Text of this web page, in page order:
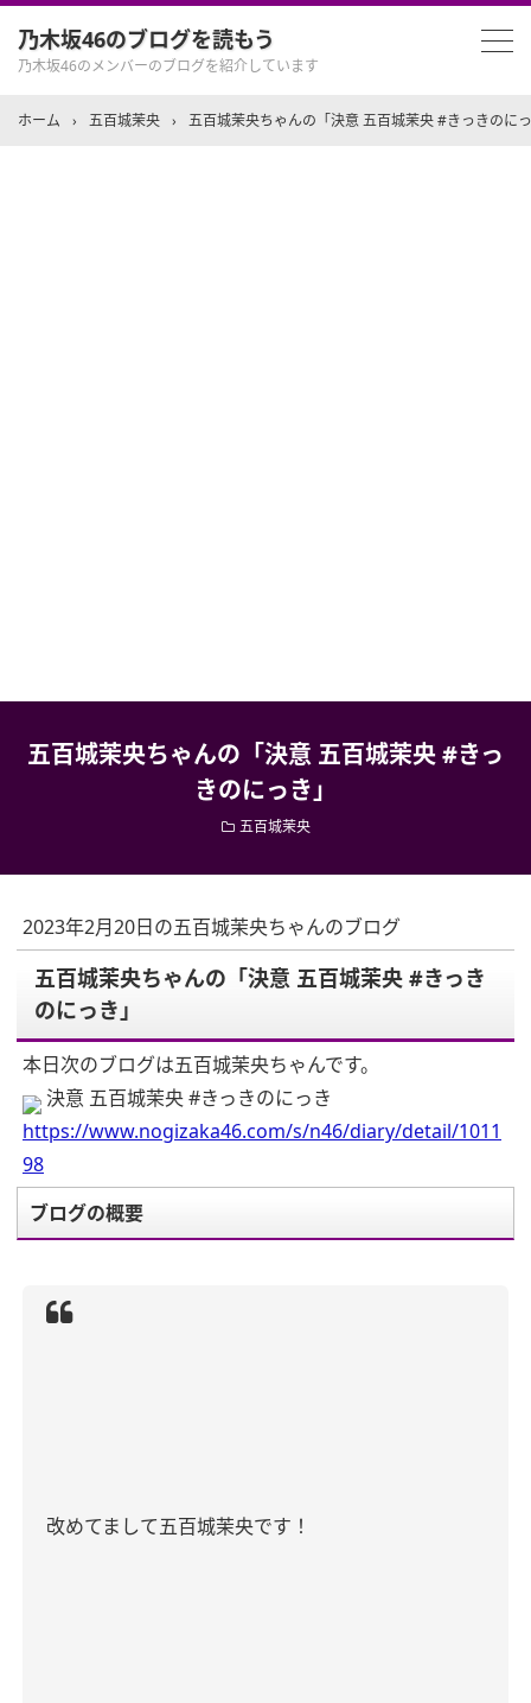
乃木坂46のブログを読もう
乃木坂46のメンバーのブログを紹介しています
ホーム › 五百城茉央 › 五百城茉央ちゃんの「決意 五百城茉央 #きっきのに
五百城茉央ちゃんの「決意 五百城茉央 #きっ
きのにっき」
五百城茉央
2023年2月20日の五百城茉央ちゃんのブログ
五百城茉央ちゃんの「決意 五百城茉央 #きっき
のにっき」
本日次のブログは五百城茉央ちゃんです。
決意 五百城茉央 #きっきのにっき
https://www.nogizaka46.com/s/n46/diary/detail/1011
98
ブログの概要
改めてまして五百城茉央です！